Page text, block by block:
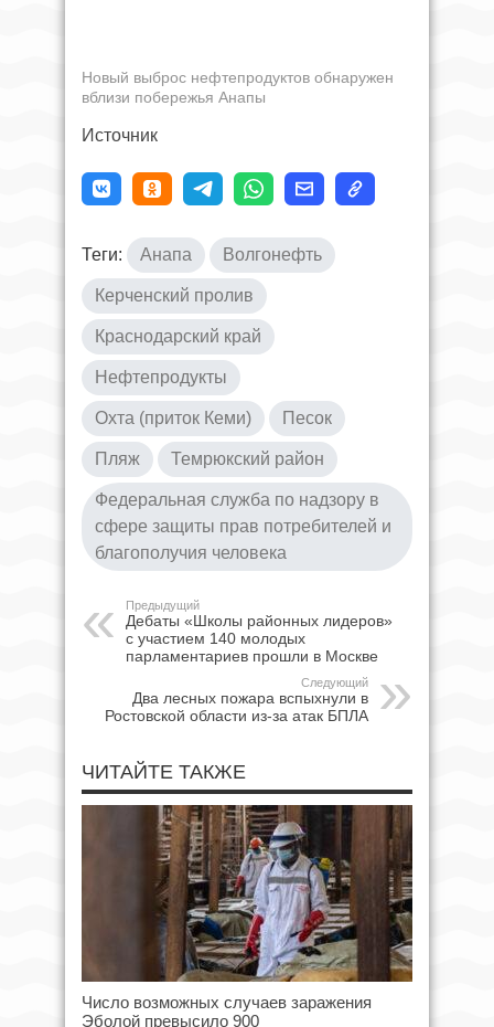
Новый выброс нефтепродуктов обнаружен
вблизи побережья Анапы
Источник
Теги: Анапа Волгонефть
Керченский пролив
Краснодарский край
Нефтепродукты
Охта (приток Кеми) Песок
Пляж Темрюкский район
Федеральная служба по надзору в
сфере защиты прав потребителей и
благополучия человека
Предыдущий
Дебаты «Школы районных лидеров»
с участием 140 молодых
парламентариев прошли в Москве
Следующий
Два лесных пожара вспыхнули в
Ростовской области из-за атак БПЛА
ЧИТАЙТЕ ТАКЖЕ
Число возможных случаев заражения
Эболой превысило 900